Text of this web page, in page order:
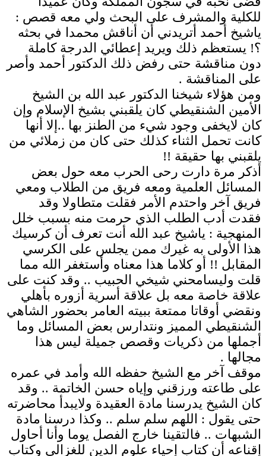
للكلية والمشرف على البحث ولي معه قصص :
ياشيخ أحمد أتريدني أن أناقش محمدا في بحثه
؟! يستعظم ذلك ويريد إعطائي الدرجة كاملة
دون مناقشة حتى رفض ذلك الدكتور أحمد وأصر
على المناقشة .
ومن هؤلاء شيخنا الدكتور عبد الله بن الشيخ
الأمين الشنقيطي كان يلقبني بشيخ الإسلام وإن
كان لايخفى وجود شيء من الطنز بها ..إلا أنها
كانت تحمل الثناء كذلك حتى كان من زملائي من
يلقبني بها حقيقة !!
أذكر مرة دارت رحى الحرب معه حول بعض
المسائل العلمية ومعه فريق من الطلاب ومعي
فريق آخر واحتدم الأمر فقلت متطاولا وقد
فقدت أدب الطلب الذي حرمت منه بسبب خلل
المنهجية : ياشيخ عبد الله أنت تعرف أن كرسيك
هذا الأولى به غيرك ممن يجلس على الكرسي
المقابل !! أو كلاما هذا معناه وأستغفر الله مما
قلت وليسامحني شيخي الحبيب .. وقد كنت على
علاقة خاصة معه بل علاقة أسرية أزوره بأهلي
ونقضي أوقاتا ممتعة ببيته العامر بحضور الشاهي
الشنقيطي المميز ونتدارس بعض المسائل وما
أجملها من ذكريات وقصص جميلة ليس هذا
مجالها .
موقف آخر مع الشيخ حفظه الله وأمد في عمره
على طاعته ورزقني وإياه حسن الخاتمة .. وقد
كان الشيخ يدرسنا مادة العقيدة ولايبدأ محاضرته
حتى يقول : اللهم سلم سلم .. وكذا درسنا مادة
الشبهات .. فالتقينا خارج الفصل يوما وأنا أحاول
إقناعه أن كتاب إحياء علوم الدين للغزالي وكتاب